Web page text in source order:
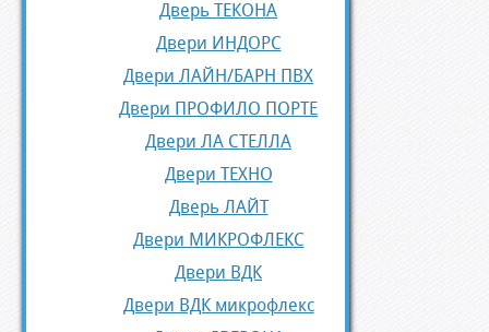
Дверь ТЕКОНА
Двери ИНДОРС
Двери ЛАЙН/БАРН ПВХ
Двери ПРОФИЛО ПОРТЕ
Двери ЛА СТЕЛЛА
Двери ТЕХНО
Дверь ЛАЙТ
Двери МИКРОФЛЕКС
Двери ВДК
Двери ВДК микрофлекс